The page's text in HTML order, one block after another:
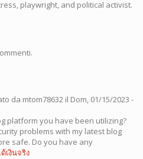
playwright, and political activist.
da mtom78632 il Dom, 01/15/2023 -
platform you have been utilizing?
problems with my latest blog
safe. Do you have any
เงินจริง